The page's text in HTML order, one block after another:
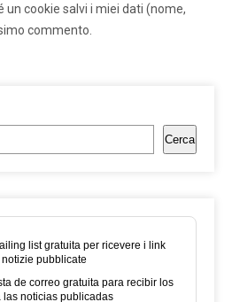
un cookie salvi i miei dati (nome,
commento.
Cerca
list gratuita per ricevere i link
pubblicate
de correo gratuita para recibir los
las noticias publicadas